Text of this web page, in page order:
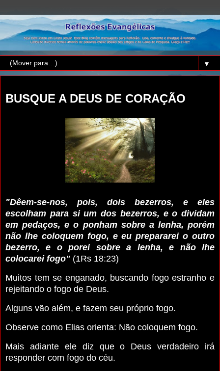
▼
BUSQUE A DEUS DE CORAÇÃO
"Dêem-se-nos, pois, dois bezerros, e eles
escolham para si um dos bezerros, e o dividam
em pedaços, e o ponham sobre a lenha, porém
não lhe coloquem fogo, e eu prepararei o outro
bezerro, e o porei sobre a lenha, e não lhe
colocarei fogo" (1Rs 18:23)
Muitos tem se enganado, buscando fogo estranho e
rejeitando o fogo de Deus.
Alguns vão além, e fazem seu próprio fogo.
Observe como Elias orienta: Não coloquem fogo.
Mais adiante ele diz que o Deus verdadeiro irá
responder com fogo do céu.